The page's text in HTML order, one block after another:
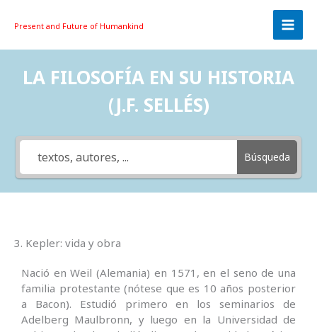
Present and Future of Humankind
LA FILOSOFÍA EN SU HISTORIA
(J.F. SELLÉS)
Búsqueda
3. Kepler: vida y obra
Nació en Weil (Alemania) en 1571, en el seno de una
familia protestante (nótese que es 10 años posterior
a Bacon). Estudió primero en los seminarios de
Adelberg Maulbronn, y luego en la Universidad de